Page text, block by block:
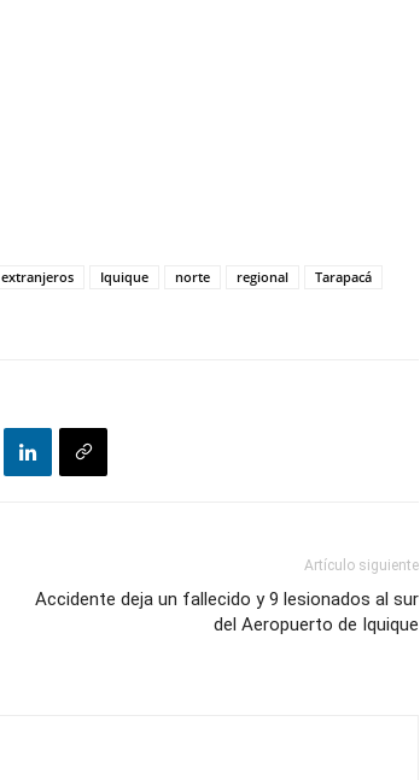
extranjeros Iquique norte regional
Tarapacá
Artículo siguiente
Accidente deja un fallecido y 9 lesionados al sur
del Aeropuerto de Iquique